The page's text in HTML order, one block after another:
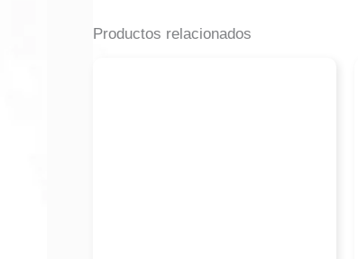
Productos relacionados